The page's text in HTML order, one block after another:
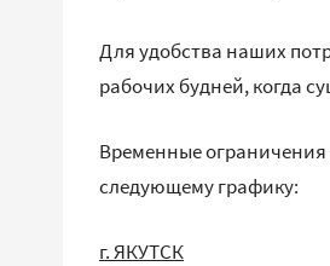
Для удобства наших
рабочих будней, когда
Временные ограничения
следующему графику:
г. ЯКУТСК